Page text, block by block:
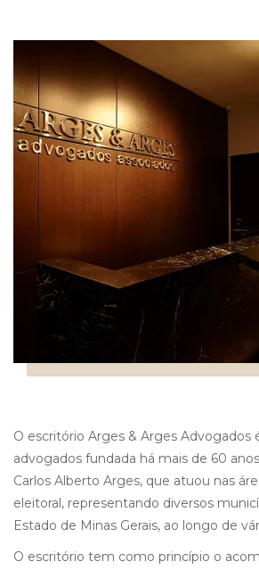
O escritório Arges & Arges Advogados
advogados fundada há mais de 60
Carlos Alberto Arges, que atuou nas
eleitoral, representando diversos
Estado de Minas Gerais, ao longo de
O escritório tem como princípio o